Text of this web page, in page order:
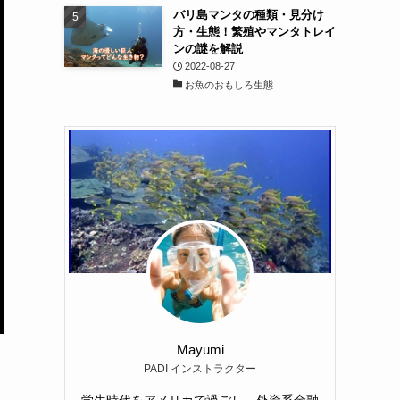
バリ島マンタの種類・見分け
方・生態！繁殖やマンタトレイ
ンの謎を解説
2022-08-27
お魚のおもしろ生態
Mayumi
PADI インストラクター